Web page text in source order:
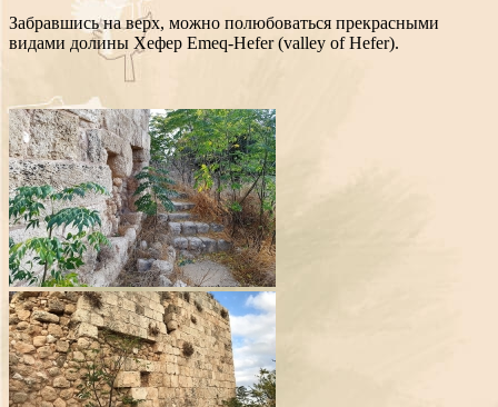
Забравшись на верх, можно полюбоваться прекрасными
видами долины Хефер Emeq-Hefer (valley of Hefer).